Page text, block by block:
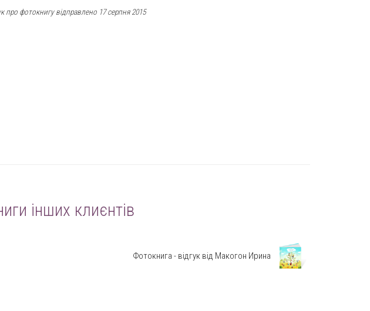
про фотокнигу відправлено 17 серпня 2015
інших клиєнтів
Фотокнига - відгук від Макогон Ирина